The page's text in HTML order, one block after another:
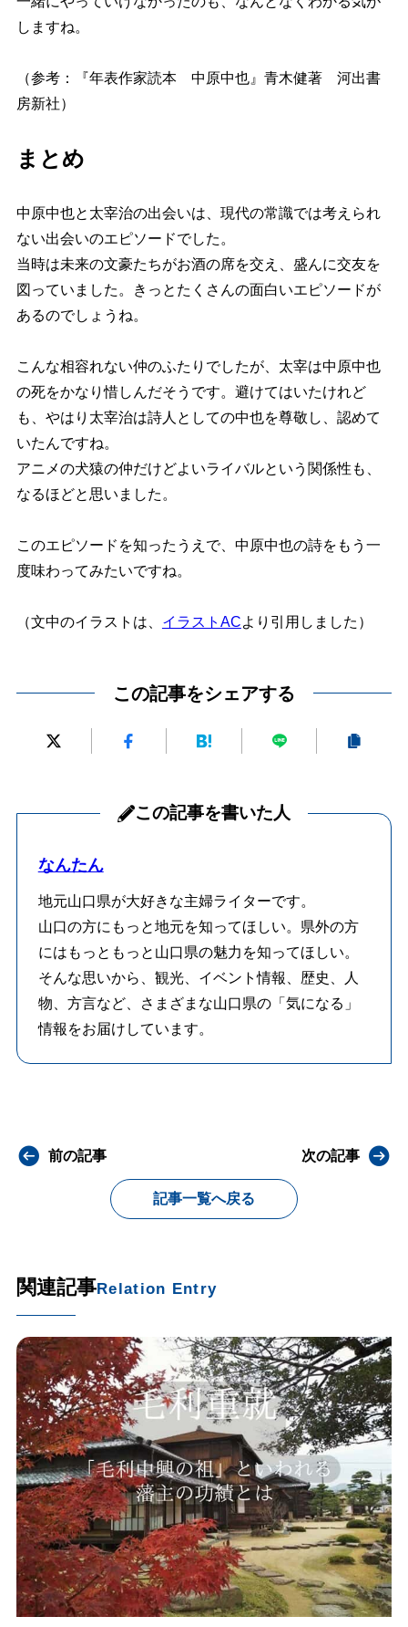
しますね。
（参考：『年表作家読本 中原中也』青木健著 河出書
房新社）
まとめ
中原中也と太宰治の出会いは、現代の常識では考えられ
ない出会いのエピソードでした。
当時は未来の文豪たちがお酒の席を交え、盛んに交友を
図っていました。きっとたくさんの面白いエピソードが
あるのでしょうね。
こんな相容れない仲のふたりでしたが、太宰は中原中也
の死をかなり惜しんだそうです。避けてはいたけれど
も、やはり太宰治は詩人としての中也を尊敬し、認めて
いたんですね。
アニメの犬猿の仲だけどよいライバルという関係性も、
なるほどと思いました。
このエピソードを知ったうえで、中原中也の詩をもう一
度味わってみたいですね。
（文中のイラストは、 イラストACより引用しました）
この記事をシェアする
この記事を書いた人
なんたん
地元山口県が大好きな主婦ライターです。
山口の方にもっと地元を知ってほしい。県外の方
にはもっともっと山口県の魅力を知ってほしい。
そんな思いから、観光、イベント情報、歴史、人
物、方言など、さまざまな山口県の「気になる」
情報をお届けしています。
前の記事
記事一覧へ戻る
次の記事
関連記事Relation Entry